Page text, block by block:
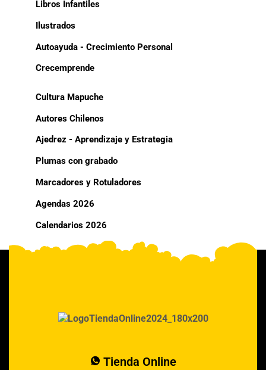
Libros Infantiles
Ilustrados
Autoayuda - Crecimiento Personal
Crecemprende
Cultura Mapuche
Autores Chilenos
Ajedrez - Aprendizaje y Estrategia
Plumas con grabado
Marcadores y Rotuladores
Agendas 2026
Calendarios 2026
Tienda Online